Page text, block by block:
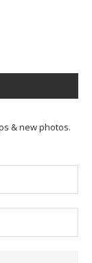
& new photos.